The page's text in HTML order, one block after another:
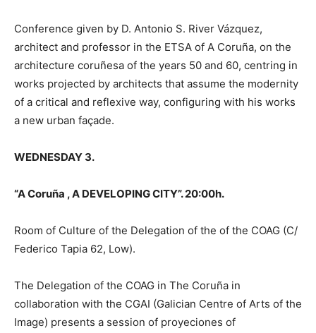
Conference given by D. Antonio S. River Vázquez,
architect and professor in the ETSA of A Coruña, on the
architecture coruñesa of the years 50 and 60, centring in
works projected by architects that assume the modernity
of a critical and reflexive way, configuring with his works
a new urban façade.
WEDNESDAY 3.
“A Coruña , A DEVELOPING CITY”. 20:00h.
Room of Culture of the Delegation of the of the COAG (C/
Federico Tapia 62, Low).
The Delegation of the COAG in The Coruña in
collaboration with the CGAI (Galician Centre of Arts of the
Image) presents a session of proyeciones of